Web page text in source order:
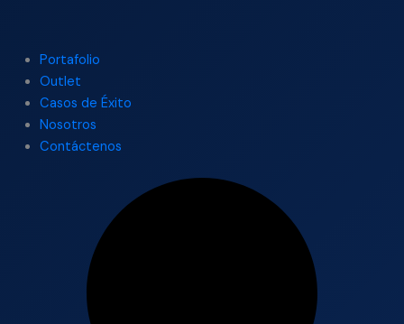
Portafolio
Outlet
Casos de Éxito
Nosotros
Contáctenos